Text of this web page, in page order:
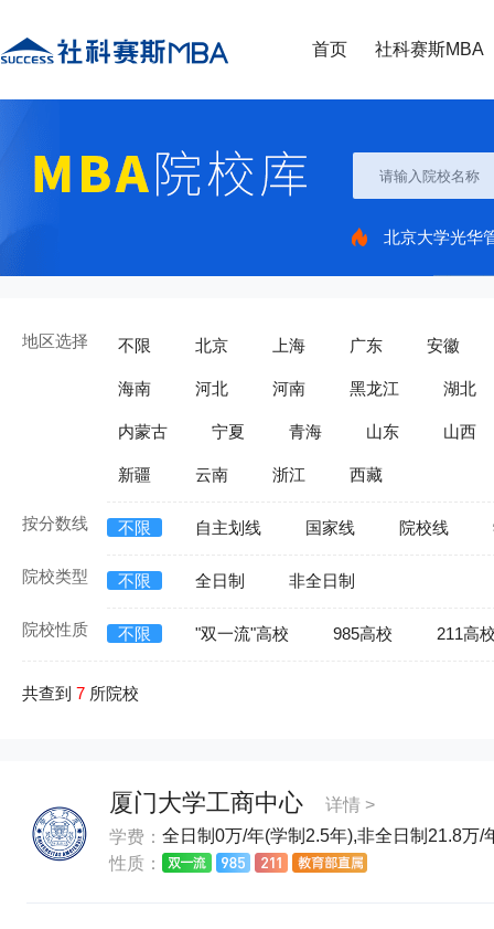
首页 社科赛斯MBA
北京大学光华
地区选择 不限 北京 上海 广东 安徽
海南 河北 河南 黑龙江 湖北
内蒙古 宁夏 青海 山东 山西
新疆 云南 浙江 西藏
按分数线 不限 自主划线 国家线 院校线
院校类型 不限 全日制 非全日制
院校性质 不限 "双一流"高校 985高校 211高
共查到 7 所院校
厦门大学工商中心
详情 >
学费： 全日制0万/年(学制2.5年),非全日制21.8万
性质：